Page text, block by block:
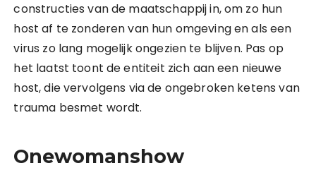
constructies van de maatschappij in, om zo hun
host af te zonderen van hun omgeving en als een
virus zo lang mogelijk ongezien te blijven. Pas op
het laatst toont de entiteit zich aan een nieuwe
host, die vervolgens via de ongebroken ketens van
trauma besmet wordt.
Onewomanshow